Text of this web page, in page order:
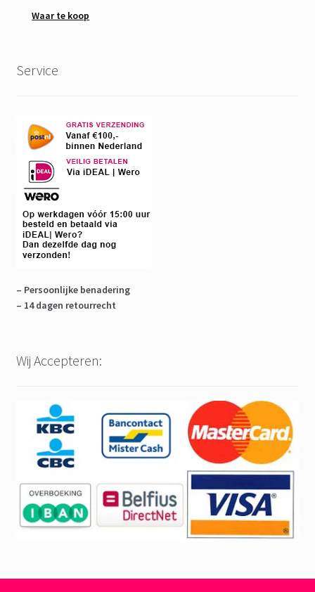
Waar te koop
Service
– Persoonlijke benadering
– 14 dagen retourrecht
Wij Accepteren: